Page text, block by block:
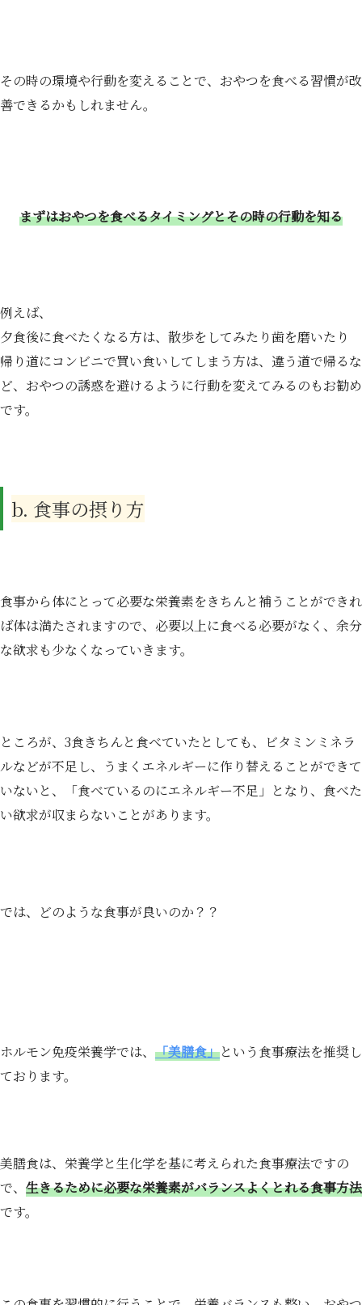
その時の環境や行動を変えることで、おやつを食べる習慣が改
善できるかもしれません。
まずはおやつを食べるタイミングとその時の行動を知る
例えば、
夕食後に食べたくなる方は、散歩をしてみたり歯を磨いたり
帰り道にコンビニで買い食いしてしまう方は、違う道で帰るな
ど、おやつの誘惑を避けるように行動を変えてみるのもお勧め
です。
b. 食事の摂り方
食事から体にとって必要な栄養素をきちんと補うことができれ
ば体は満たされますので、必要以上に食べる必要がなく、余分
な欲求も少なくなっていきます。
ところが、3食きちんと食べていたとしても、ビタミンミネラ
ルなどが不足し、うまくエネルギーに作り替えることができて
いないと、「食べているのにエネルギー不足」となり、食べた
い欲求が収まらないことがあります。
では、どのような食事が良いのか？？
ホルモン免疫栄養学では、 「美膳食」という食事療法を推奨し
ております。
美膳食は、栄養学と生化学を基に考えられた食事療法ですの
で、 生きるために必要な栄養素がバランスよくとれる食事方法
です。